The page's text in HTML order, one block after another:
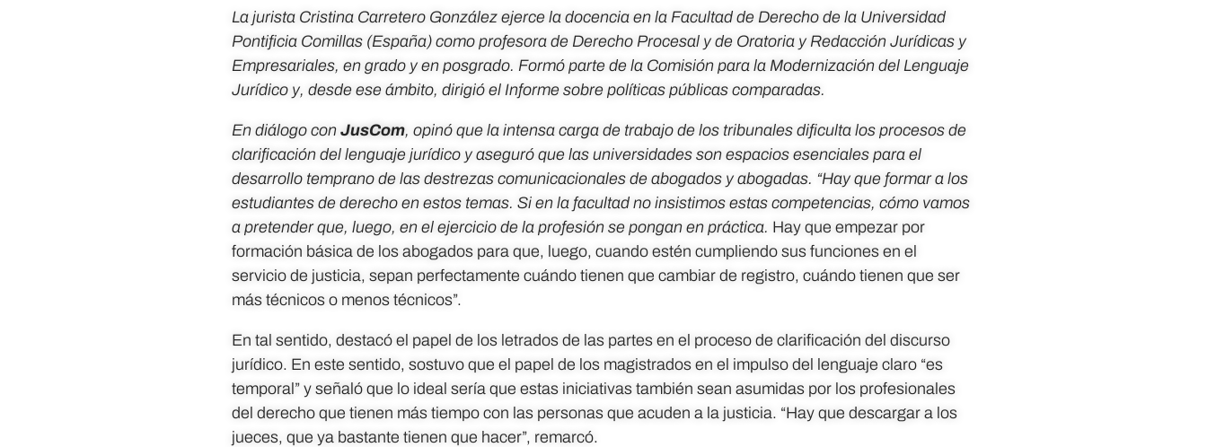
La jurista Cristina Carretero González ejerce la docencia en la Facultad de Derecho de la Universidad
Pontificia Comillas (España) como profesora de Derecho Procesal y de Oratoria y Redacción Jurídicas y
Empresariales, en grado y en posgrado. Formó parte de la Comisión para la Modernización del Lenguaje
Jurídico y, desde ese ámbito, dirigió el Informe sobre políticas públicas comparadas.
En diálogo conJusCom, opinó que la intensa carga de trabajo de los tribunales dificulta los procesos de
clarificación del lenguaje jurídico y aseguró que las universidades son espacios esenciales para el
desarrollo temprano de las destrezas comunicacionales de abogados y abogadas. “Hay que formar a los
estudiantes de derecho en estos temas. Si en la facultad no insistimos estas competencias, cómo vamos
a pretender que, luego, en el ejercicio de la profesión se pongan en práctica. Hay que empezar por
formación básica de los abogados para que, luego, cuando estén cumpliendo sus funciones en el
servicio de justicia, sepan perfectamente cuándo tienen que cambiar de registro, cuándo tienen que ser
más técnicos o menos técnicos”.
En tal sentido, destacó el papel de los letrados de las partes en el proceso de clarificación del discurso
jurídico. En este sentido, sostuvo que el papel de los magistrados en el impulso del lenguaje claro “es
temporal” y señaló que lo ideal sería que estas iniciativas también sean asumidas por los profesionales
del derecho que tienen más tiempo con las personas que acuden a la justicia. “Hay que descargar a los
jueces, que ya bastante tienen que hacer”, remarcó.